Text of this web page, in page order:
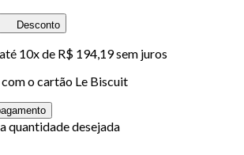
Desconto
10x de R$ 194,19 sem juros
o cartão Le Biscuit
quantidade desejada